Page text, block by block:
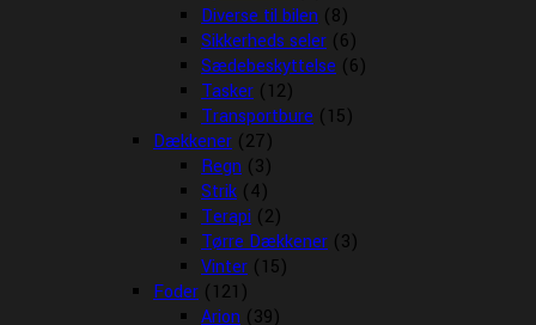
Diverse til bilen (8)
Sikkerheds seler (6)
Sædebeskyttelse (6)
Tasker (12)
Transportbure (15)
Dækkener (27)
Regn (3)
Strik (4)
Terapi (2)
Tørre Dækkener (3)
Vinter (15)
Foder (121)
Arion (39)